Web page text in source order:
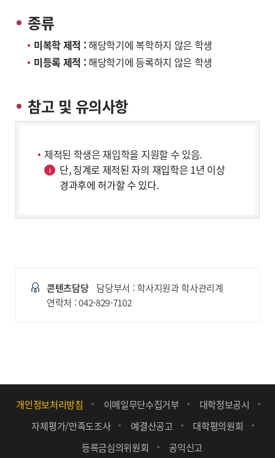
종류
미복학 제적 :해당학기에 복학하지 않은 학생
미등록 제적 :해당학기에 등록하지 않은 학생
참고 및 유의사항
제적된 학생은 재입학을 지원할 수 있음.
단, 징계로 제적된 자의 재입학은 1년 이상
경과후에 허가할 수 있다.
콘텐츠담당
담당부서 : 학사지원과 학사관리계
연락처 : 042-829-7102
개인정보처리방침 이메일무단수집거부
대학정보공시
자체평가/만족도조사
예결산공고
대학평의원회
등록금심의위원회
공익신고